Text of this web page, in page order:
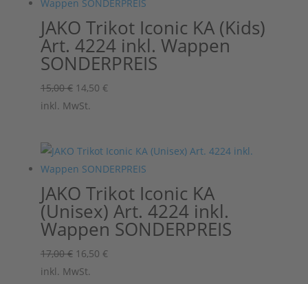
JAKO Trikot Iconic KA (Kids)
Art. 4224 inkl. Wappen
SONDERPREIS
15,00€ Ursprünglicher
Preis
14,50 €Aktueller
inkl. MwSt.
JAKO Trikot Iconic KA
(Unisex) Art. 4224 inkl.
Wappen SONDERPREIS
17,00€ Ursprünglicher
Preis
16,50 €Aktueller
inkl. MwSt.